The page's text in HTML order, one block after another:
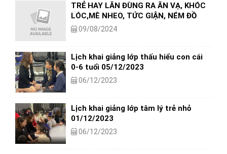
TRẺ HAY LĂN ĐÙNG RA ĂN VẠ, KHÓC
LÓC,MÈ NHEO, TỨC GIẬN, NÉM ĐỒ
09/08/2024
Lịch khai giảng lớp thấu hiểu con cái
0-6 tuổi 05/12/2023
06/12/2023
Lịch khai giảng lớp tâm lý trẻ nhỏ
01/12/2023
06/12/2023